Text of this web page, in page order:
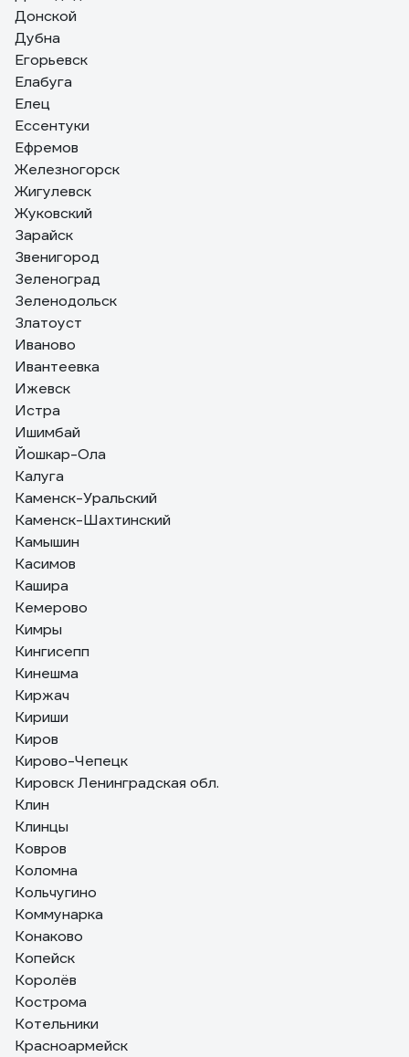
Донской
Дубна
Егорьевск
Елабуга
Елец
Ессентуки
Ефремов
Железногорск
Жигулевск
Жуковский
Зарайск
Звенигород
Зеленоград
Зеленодольск
Златоуст
Иваново
Ивантеевка
Ижевск
Истра
Ишимбай
Йошкар-Ола
Калуга
Каменск-Уральский
Каменск-Шахтинский
Камышин
Касимов
Кашира
Кемерово
Кимры
Кингисепп
Кинешма
Киржач
Кириши
Киров
Кирово-Чепецк
Кировск Ленинградская обл.
Клин
Клинцы
Ковров
Коломна
Кольчугино
Коммунарка
Конаково
Копейск
Королёв
Кострома
Котельники
Красноармейск